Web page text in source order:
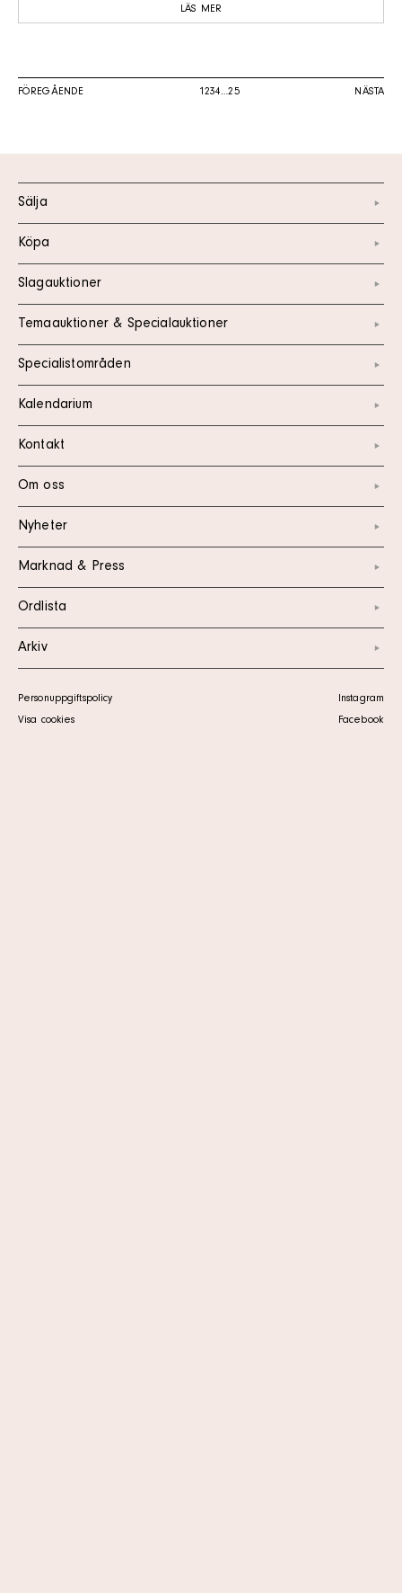
LÄS MER
FÖREGÅENDE 1234…25 NÄSTA
Sälja
Köpa
Slagauktioner
Temaauktioner & Specialauktioner
Specialistområden
Kalendarium
Kontakt
Om oss
Nyheter
Marknad & Press
Ordlista
Arkiv
Personuppgiftspolicy
Visa cookies
Instagram
Facebook